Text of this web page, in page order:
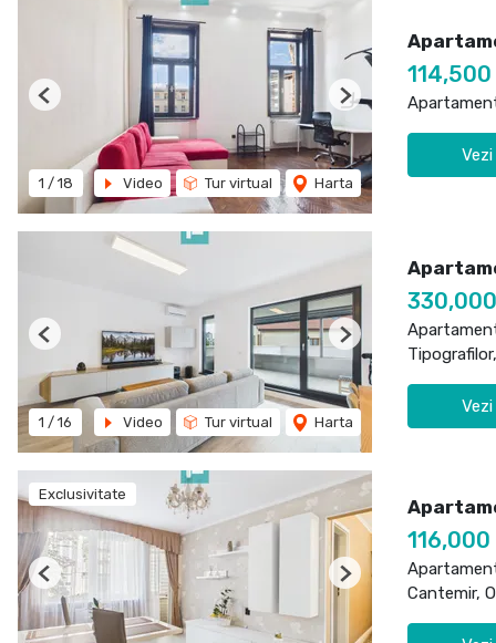
1 / 18 Video Tur virtual Harta
Previous Next
1 / 16 Video Tur virtual Harta
Previous Next
Exclusivitate
Previous Next
Cantemir,